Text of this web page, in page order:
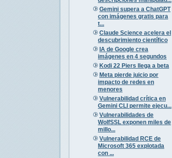
Gemini supera a ChatGPT
con imágenes gratis para
t...
Claude Science acelera el
descubrimiento científico
IA de Google crea
imágenes en 4 segundos
Kodi 22 Piers llega a beta
Meta pierde juicio por
impacto de redes en
menores
Vulnerabilidad crítica en
Gemini CLI permite ejecu...
Vulnerabilidades de
WolfSSL exponen miles de
millo...
Vulnerabilidad RCE de
Microsoft 365 explotada
con ...